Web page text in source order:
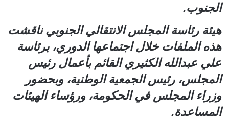
الجنوب.
هيئة رئاسة المجلس الانتقالي الجنوبي ناقشت
هذه الملفات خلال اجتماعها الدوري، برئاسة
علي عبدالله الكثيري القائم بأعمال رئيس
المجلس، رئيس الجمعية الوطنية، وبحضور
وزراء المجلس في الحكومة، ورؤساء الهيئات
المساعدة.